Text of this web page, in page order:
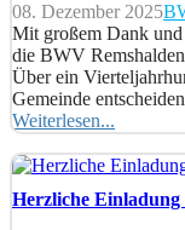
08. Dezember 2025
Mit großem Dank und
die BWV Remshalden
Über ein
Gemeinde
Weiterlesen...
Herzliche